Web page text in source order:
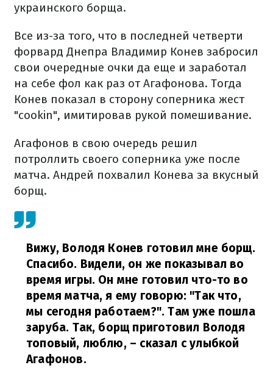
украинского борща.
Все из-за того, что в последней четверти
форвард Днепра Владимир Конев забросил
свои очередные очки да еще и заработал
на себе фол как раз от Агафонова. Тогда
Конев показал в сторону соперника жест
"cookin", имитировав рукой помешивание.
Агафонов в свою очередь решил
потроллить своего соперника уже после
матча. Андрей похвалил Конева за вкусный
борщ.
Вижу, Володя Конев готовил мне борщ.
Спасибо. Видели, он же показывал во
время игры. Он мне готовил что-то во
время матча, я ему говорю: "Так что,
мы сегодня работаем?". Там уже пошла
заруба. Так, борщ приготовил Володя
топовый, люблю, – сказал с улыбкой
Агафонов.